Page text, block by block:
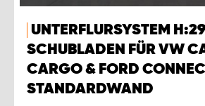
UNTERFLURSYSTEM
SCHUBLADEN FÜR VW
CARGO & FORD
STANDARDWAND